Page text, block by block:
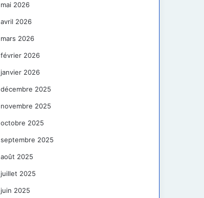
mai 2026
avril 2026
mars 2026
février 2026
janvier 2026
décembre 2025
novembre 2025
octobre 2025
septembre 2025
août 2025
juillet 2025
juin 2025